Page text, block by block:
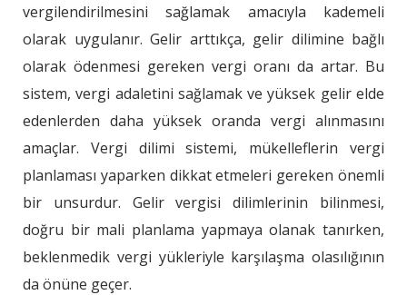
vergilendirilmesini sağlamak amacıyla kademeli
olarak uygulanır. Gelir arttıkça, gelir dilimine bağlı
olarak ödenmesi gereken vergi oranı da artar. Bu
sistem, vergi adaletini sağlamak ve yüksek gelir elde
edenlerden daha yüksek oranda vergi alınmasını
amaçlar. Vergi dilimi sistemi, mükelleflerin vergi
planlaması yaparken dikkat etmeleri gereken önemli
bir unsurdur. Gelir vergisi dilimlerinin bilinmesi,
doğru bir mali planlama yapmaya olanak tanırken,
beklenmedik vergi yükleriyle karşılaşma olasılığının
da önüne geçer.